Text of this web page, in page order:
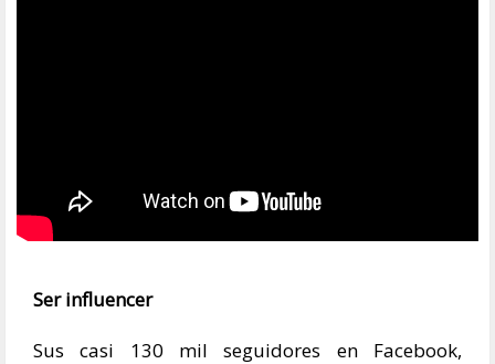
Ser influencer
Sus casi 130 mil seguidores en Facebook,